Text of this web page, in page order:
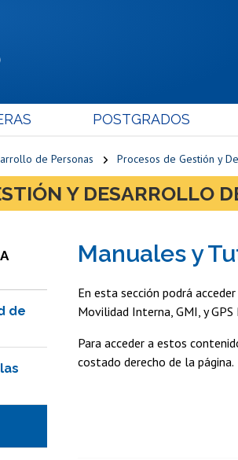
POSTGRADOS
de Personas Procesos de Gestión y
Y DESARROLLO
de
Manuales y
En esta sección podrá
Movilidad Interna, GMI, y
Para acceder a estos
costado derecho de la página.